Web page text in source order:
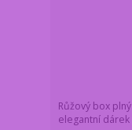
Růžový box
elegantní